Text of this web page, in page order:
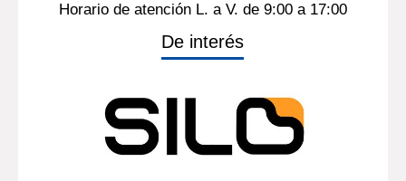
Horario de atención L. a V. de 9:00 a 17:00
De interés